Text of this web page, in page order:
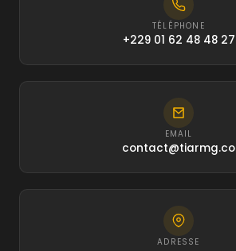
TÉLÉPHONE
+229 01 62 48 48 27
EMAIL
contact@tiarmg.co
ADRESSE